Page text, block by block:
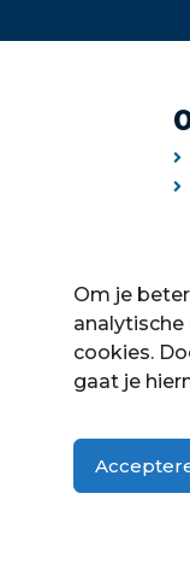
Om je
cookies.
gaat je